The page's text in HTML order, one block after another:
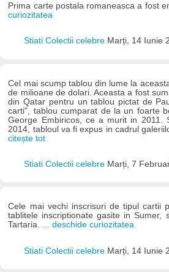
Prima carte postala romaneasca a fost
curiozitatea
Stiati Colectii celebre Marți, 14 Iunie
Cel mai scump tablou din lume la
de milioane de dolari. Aceasta a fost
din Qatar pentru un tablou pictat de
carti", tablou cumparat de la un foarte
George Embiricos, ce a murit in 2011.
2014, tabloul va fi expus in cadrul
citește tot
Stiati Colectii celebre Marți, 7
Cele mai vechi inscrisuri de tipul cartii
tablitele inscriptionate gasite in Sumer,
Tartaria. ... deschide curiozitatea
Stiati Colectii celebre Marți, 14 Iunie